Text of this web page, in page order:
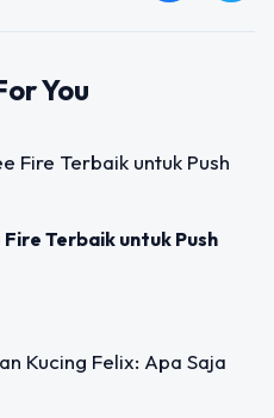
You
Terbaik untuk Push